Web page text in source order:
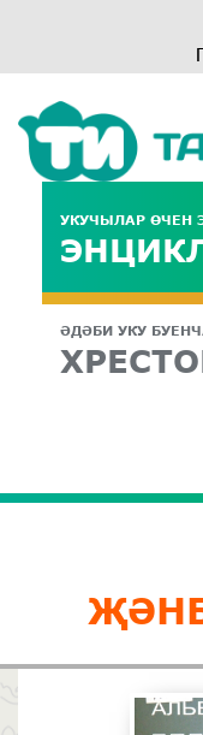
УКУЧЫЛАР ӨЧЕН
ӘДӘБИ УКУ